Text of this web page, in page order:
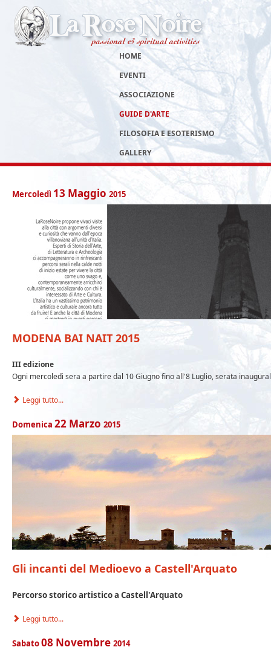
HOME
EVENTI
ASSOCIAZIONE
GUIDE D'ARTE
FILOSOFIA E ESOTERISMO
GALLERY
Mercoledì 13 Maggio 2015
MODENA BAI NAIT 2015
III edizione
Ogni mercoledì sera a partire dal 10 Giugno fino all'8 Luglio, serata
Leggi tutto...
Domenica 22 Marzo 2015
Gli incanti del Medioevo a Castell'Arquato
Percorso storico artistico a Castell'Arquato
Leggi tutto...
Sabato08 Novembre 2014